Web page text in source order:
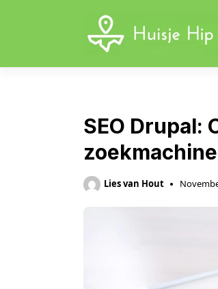
SEO Drupal:
Lies van Hout